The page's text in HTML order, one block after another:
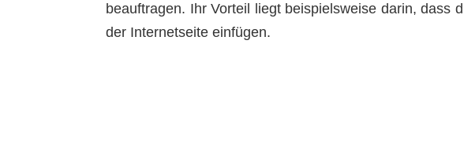
beauftragen. Ihr Vorteil liegt beispielsweise darin, dass
der Internetseite einfügen.